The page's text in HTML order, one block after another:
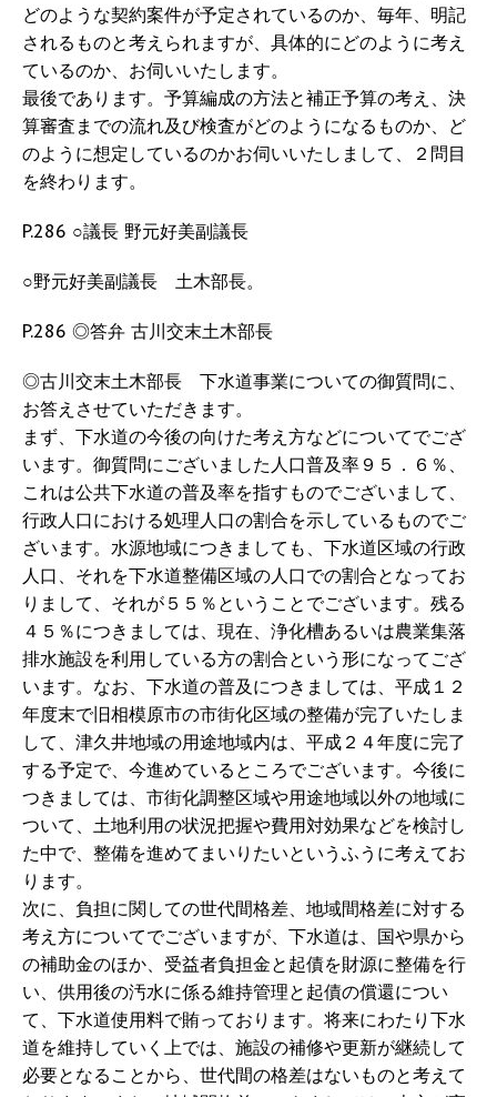
どのような契約案件が予定されているのか、毎年、明記
されるものと考えられますが、具体的にどのように考え
ているのか、お伺いいたします。
最後であります。予算編成の方法と補正予算の考え、決
算審査までの流れ及び検査がどのようになるものか、ど
のように想定しているのかお伺いいたしまして、２問目
を終わります。
P.286 ○議長 野元好美副議長
○野元好美副議長 土木部長。
P.286 ◎答弁 古川交末土木部長
◎古川交末土木部長 下水道事業についての御質問に、
お答えさせていただきます。
まず、下水道の今後の向けた考え方などについてでござ
います。御質問にございました人口普及率９５．６％、
これは公共下水道の普及率を指すものでございまして、
行政人口における処理人口の割合を示しているものでご
ざいます。水源地域につきましても、下水道区域の行政
人口、それを下水道整備区域の人口での割合となってお
りまして、それが５５％ということでございます。残る
４５％につきましては、現在、浄化槽あるいは農業集落
排水施設を利用している方の割合という形になってござ
います。なお、下水道の普及につきましては、平成１２
年度末で旧相模原市の市街化区域の整備が完了いたしま
して、津久井地域の用途地域内は、平成２４年度に完了
する予定で、今進めているところでございます。今後に
つきましては、市街化調整区域や用途地域以外の地域に
ついて、土地利用の状況把握や費用対効果などを検討し
た中で、整備を進めてまいりたいというふうに考えてお
ります。
次に、負担に関しての世代間格差、地域間格差に対する
考え方についてでございますが、下水道は、国や県から
の補助金のほか、受益者負担金と起債を財源に整備を行
い、供用後の汚水に係る維持管理と起債の償還につい
て、下水道使用料で賄っております。将来にわたり下水
道を維持していく上では、施設の補修や更新が継続して
必要となることから、世代間の格差はないものと考えて